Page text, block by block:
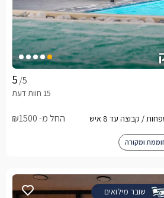
/5
החל מ- ₪1500
ומקורה
שובר מילואים